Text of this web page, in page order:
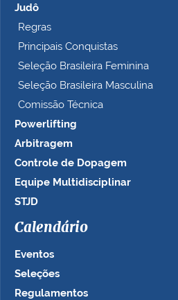
Judô
Regras
Principais Conquistas
Seleção Brasileira Feminina
Seleção Brasileira Masculina
Comissão Técnica
Powerlifting
Arbitragem
Controle de Dopagem
Equipe Multidisciplinar
STJD
Calendário
Eventos
Seleções
Regulamentos